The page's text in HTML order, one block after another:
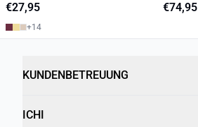
€27,95
+14
€74,95
KUNDENBETREUUNG
ICHI